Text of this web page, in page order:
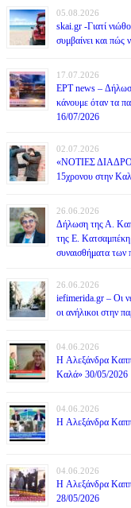
05.08.2026
skai.gr -Γιατί
συμβαίνει και πώς
17.07.2026
ΕΡΤ news –
κάνουμε όταν τα
16/07/2026
02.07.2026
«ΝΟΤΙΕΣ
15χρονου στην
26.06.2026
Δήλωση της Α.
της Ε. Κατσαμπέκη
συναισθήματα των
26.06.2026
iefimerida.gr – Οι
οι ανήλικοι στην
04.06.2026
H Αλεξάνδρα
Καλά» 30/05/2026
04.06.2026
H Αλεξάνδρα
04.06.2026
H Αλεξάνδρα
28/05/2026